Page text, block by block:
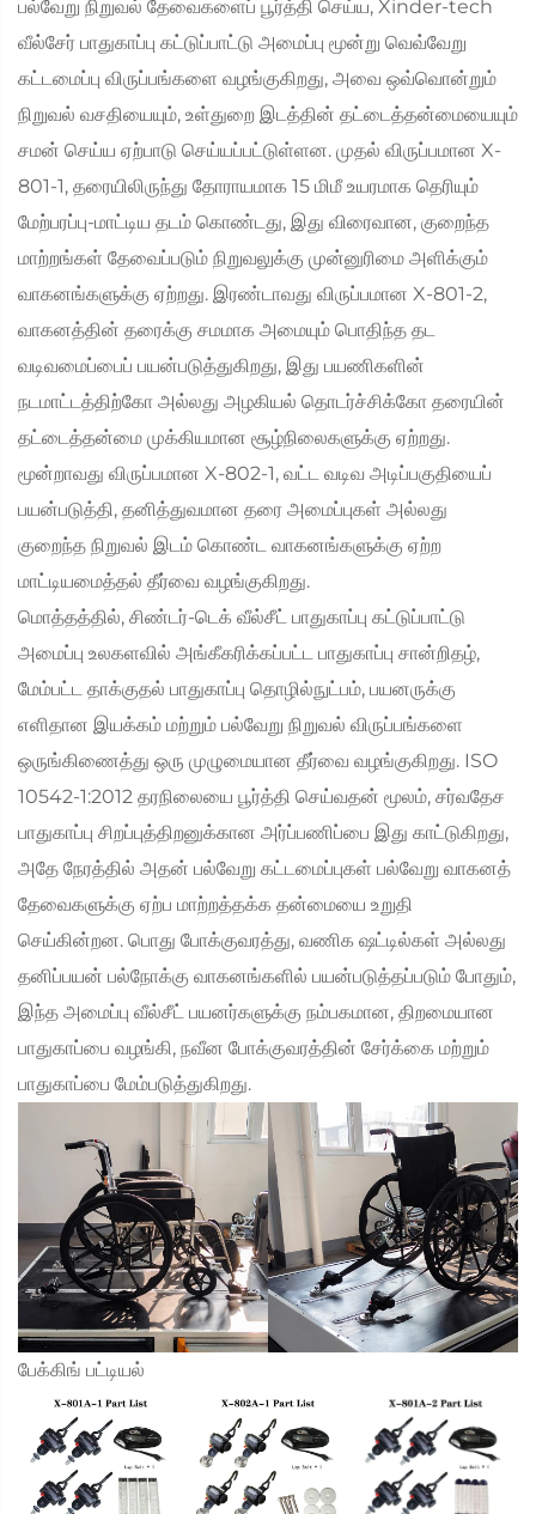
பல்வேறு நிறுவல் தேவைகளைப் பூர்த்தி செய்ய, Xinder-tech
வீல்சேர் பாதுகாப்பு கட்டுப்பாட்டு அமைப்பு மூன்று வெவ்வேறு
கட்டமைப்பு விருப்பங்களை வழங்குகிறது, அவை ஒவ்வொன்றும்
நிறுவல் வசதியையும், உள்துறை இடத்தின் தட்டைத்தன்மையையும்
சமன் செய்ய ஏற்பாடு செய்யப்பட்டுள்ளன. முதல் விருப்பமான X-
801-1, தரையிலிருந்து தோராயமாக 15 மிமீ உயரமாக தெரியும்
மேற்பரப்பு-மாட்டிய தடம் கொண்டது, இது விரைவான, குறைந்த
மாற்றங்கள் தேவைப்படும் நிறுவலுக்கு முன்னுரிமை அளிக்கும்
வாகனங்களுக்கு ஏற்றது. இரண்டாவது விருப்பமான X-801-2,
வாகனத்தின் தரைக்கு சமமாக அமையும் பொதிந்த தட
வடிவமைப்பைப் பயன்படுத்துகிறது, இது பயணிகளின்
நடமாட்டத்திற்கோ அல்லது அழகியல் தொடர்ச்சிக்கோ தரையின்
தட்டைத்தன்மை முக்கியமான சூழ்நிலைகளுக்கு ஏற்றது.
மூன்றாவது விருப்பமான X-802-1, வட்ட வடிவ அடிப்பகுதியைப்
பயன்படுத்தி, தனித்துவமான தரை அமைப்புகள் அல்லது
குறைந்த நிறுவல் இடம் கொண்ட வாகனங்களுக்கு ஏற்ற
மாட்டியமைத்தல் தீர்வை வழங்குகிறது.
மொத்தத்தில், சிண்டர்-டெக் வீல்சீட் பாதுகாப்பு கட்டுப்பாட்டு
அமைப்பு உலகளவில் அங்கீகரிக்கப்பட்ட பாதுகாப்பு சான்றிதழ்,
மேம்பட்ட தாக்குதல் பாதுகாப்பு தொழில்நுட்பம், பயனருக்கு
எளிதான இயக்கம் மற்றும் பல்வேறு நிறுவல் விருப்பங்களை
ஒருங்கிணைத்து ஒரு முழுமையான தீர்வை வழங்குகிறது. ISO
10542-1:2012 தரநிலையை பூர்த்தி செய்வதன் மூலம், சர்வதேச
பாதுகாப்பு சிறப்புத்திறனுக்கான அர்ப்பணிப்பை இது காட்டுகிறது,
அதே நேரத்தில் அதன் பல்வேறு கட்டமைப்புகள் பல்வேறு வாகனத்
தேவைகளுக்கு ஏற்ப மாற்றத்தக்க தன்மையை உறுதி
செய்கின்றன. பொது போக்குவரத்து, வணிக ஷட்டில்கள் அல்லது
தனிப்பயன் பல்நோக்கு வாகனங்களில் பயன்படுத்தப்படும் போதும்,
இந்த அமைப்பு வீல்சீட் பயனர்களுக்கு நம்பகமான, திறமையான
பாதுகாப்பை வழங்கி, நவீன போக்குவரத்தின் சேர்க்கை மற்றும்
பாதுகாப்பை மேம்படுத்துகிறது.
பேக்கிங் பட்டியல்